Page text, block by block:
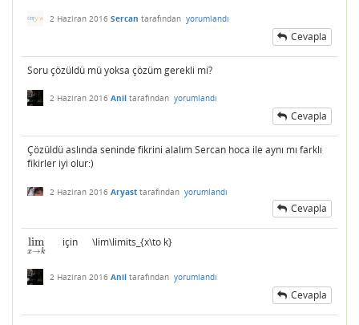
2 Haziran 2016 Sercan tarafından yorumlandı
Cevapla
Soru çözüldü mü yoksa çözüm gerekli mi?
2 Haziran 2016 Anil tarafından yorumlandı
Cevapla
Çözüldü aslında seninde fikrini alalım Sercan hoca ile aynı mı farklı
fikirler iyi olur:)
2 Haziran 2016 Aryast tarafından yorumlandı
Cevapla
lim
x→k
limx için \lim\limits_{x\to k}
2 Haziran 2016 Anil tarafından yorumlandı
Cevapla